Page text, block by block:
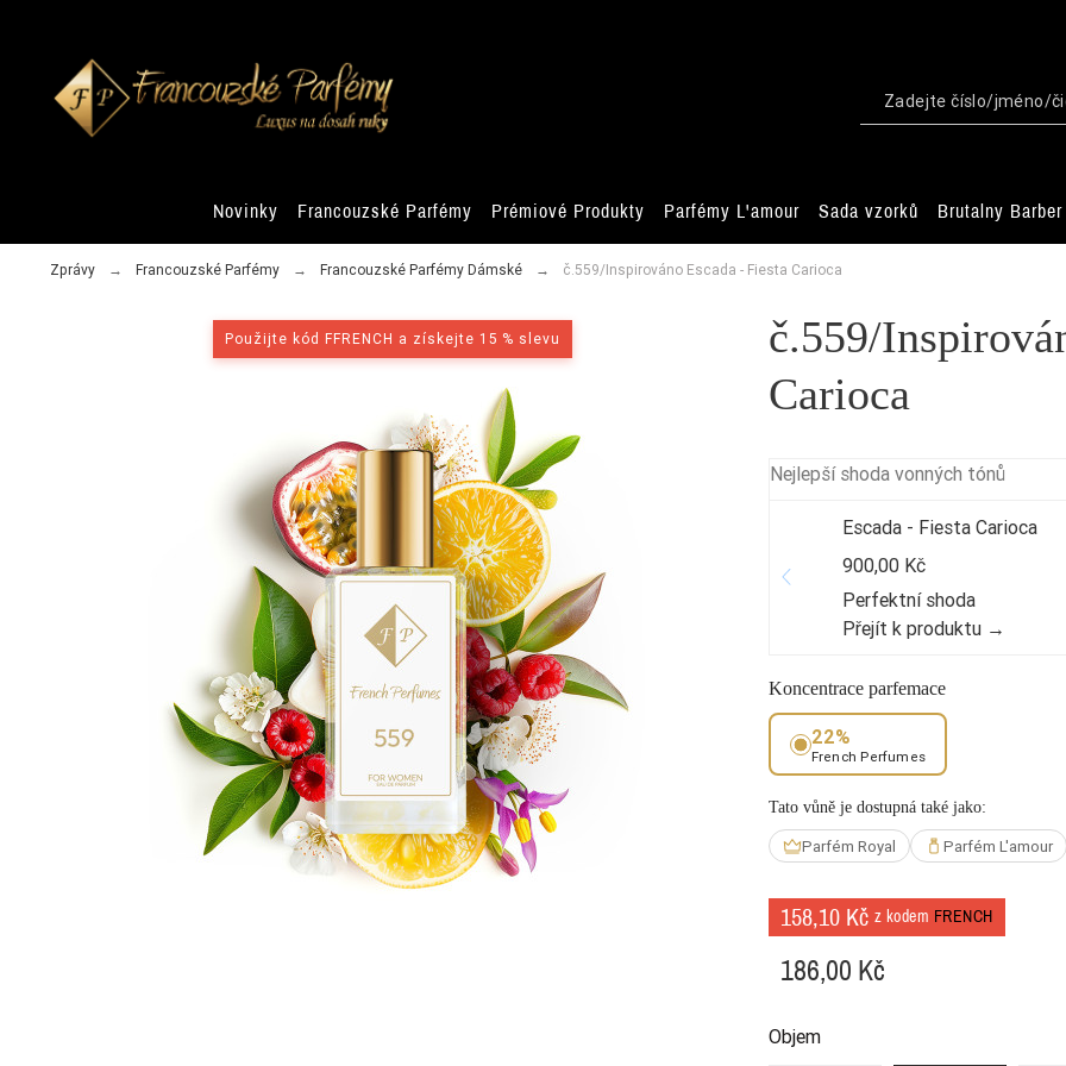
Novinky Francouzské Parfémy Prémiové Produkty Parfémy L'amour Sada vzorků Brutalny Barber
Zprávy Francouzské Parfémy Francouzské Parfémy Dámské č.559/Inspirováno Escada - Fiesta Carioca
Použijte kód FFRENCH a získejte 15 % slevu
č.559/
Carioca
Nejlepší shoda vonných tónů
Escada - Fiesta Carioca
900,00 Kč
Perfektní shoda
Přejít k produktu →
Koncentrace parfemace
22%
French Perfumes
Tato vůně je dostupná také jako:
Parfém Royal Parfém L'amour
158,10 Kč z kodem FRENCH
186,00 Kč
Objem